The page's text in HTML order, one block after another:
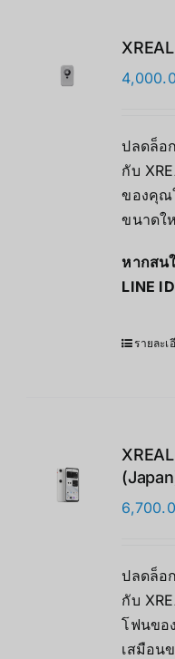
ปลดล็อ
กับ
ของคุณ
ขนาดใ
หากสน
LINE
รายละเ
ปลดล็อ
กับ
โฟนขอ
เสมือน